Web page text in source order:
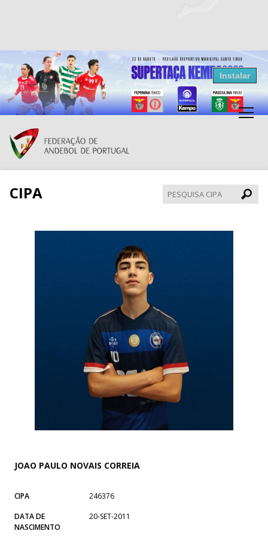
Resultados Andebol
Federação de Andebol de Portugal
Grátis - Disponivel na Play Store
Instalar
CIPA
CIPA
JOAO PAULO NOVAIS CORREIA
CIPA
246376
DATA DE
NASCIMENTO
20-SET-2011